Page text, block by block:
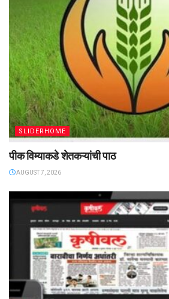
SLIDERHOME
पीक विम्याकडे शेतकऱ्यांची पाठ
AUGUST 7, 2026